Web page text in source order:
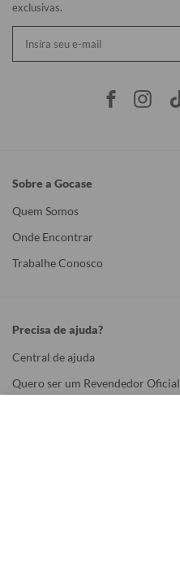
exclusivas.
Sobre a Gocase
Quem Somos
Onde Encontrar
Trabalhe Conosco
Precisa de ajuda?
Central de ajuda
Quero ser um Revendedor Oficial